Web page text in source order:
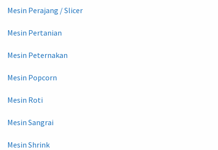
Mesin Perajang / Slicer
Mesin Pertanian
Mesin Peternakan
Mesin Popcorn
Mesin Roti
Mesin Sangrai
Mesin Shrink